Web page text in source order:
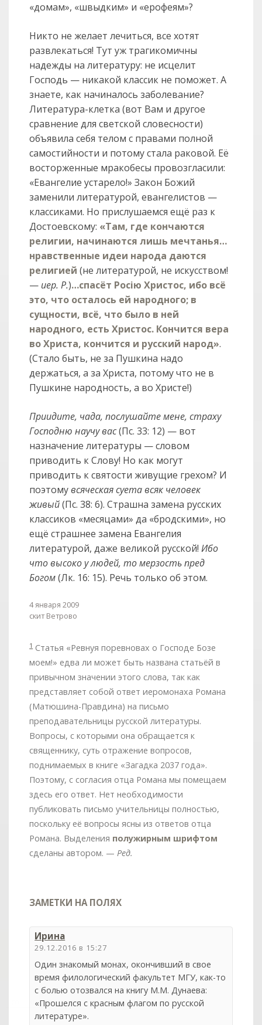
«домам», «швыдким» и «ерофеям»?
Никто не желает лечиться, все хотят
развлекаться! Тут уж трагикомичны
надежды на литературу: не исцелит
Господь — никакой классик не поможет. А
знаете, как начиналось заболевание?
Литература-клетка (вот Вам и другое
сравнение для светской словесности)
объявила себя телом с правами полной
самостийности и потому стала раковой. Её
восторженные мракобесы провозгласили:
«Евангелие устарело!» Закон Божий
заменили литературой, евангелистов —
классиками. Но прислушаемся ещё раз к
Достоевскому: «Там, где кончаются
религии, начинаются лишь мечтанья…
нравственные идеи народа даются
религией (не литературой, не искусством!
— иер. Р.)…спасёт Росiю Христос, ибо всё
это, что осталось ей народного; в
сущности, всё, что было в ней
народного, есть Христос. Кончится вера
во Христа, кончится и русский народ».
(Стало быть, не за Пушкина надо
держаться, а за Христа, потому что не в
Пушкине народность, а во Христе!)
Приидите, чада, послушайте мене, страху
Господню научу вас(Пс. 33: 12) — вот
назначение литературы — словом
приводить к Слову! Но как могут
приводить к святости живущие грехом? И
поэтомувсяческая суета всяк человек
живый(Пс. 38: 6). Страшна замена русских
классиков «месяцами» да «бродскими», но
ещё страшнее замена Евангелия
литературой, даже великой русской!Ибо
что высоко у людей, то мерзость пред
Богом(Лк. 16: 15). Речь только об этом.
4 января 2009
скит Ветрово
1Статья «Ревнуя поревновах о Господе Бозе
моем!» едва ли может быть названа статьёй в
привычном значении этого слова, так как
представляет собой ответ иеромонаха Романа
(Матюшина-Правдина) на письмо
преподавательницы русской литературы.
Вопросы, с которыми она обращается к
священнику, суть отражение вопросов,
поднимаемых в книге «Загадка 2037 года».
Поэтому, с согласия отца Романа мы помещаем
здесь его ответ. Нет необходимости
публиковать письмо учительницы полностью,
поскольку её вопросы ясны из ответов отца
Романа. Выделения полужирным шрифтом
сделаны автором. —Ред.
ЗАМЕТКИ НА ПОЛЯХ
Ирина
29.12.2016 в 15:27
Один знакомый монах, окончивший в свое
время филологический факультет МГУ, как-то
с болью отозвался на книгу М.М. Дунаева:
«Прошелся с красным флагом по русской
литературе».